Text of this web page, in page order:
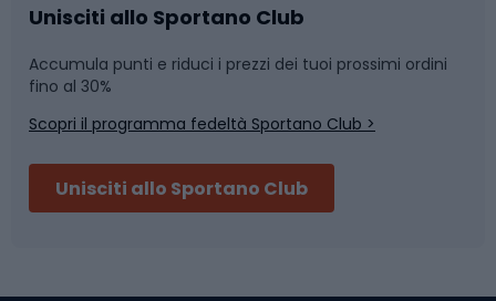
Caschi da ciclismo
Skitouring
Nuoto
Pattinaggio
Unisciti allo Sportano Club
Accumula punti e riduci i prezzi dei tuoi prossimi ordini
fino al 30%
Scopri il programma fedeltà Sportano Club >
Unisciti allo Sportano Club